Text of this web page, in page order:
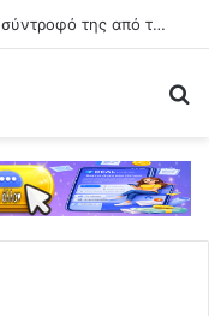
Η αδημοσίευτη φωτογραφία με τον σύντροφό της από την Ίμπιζα